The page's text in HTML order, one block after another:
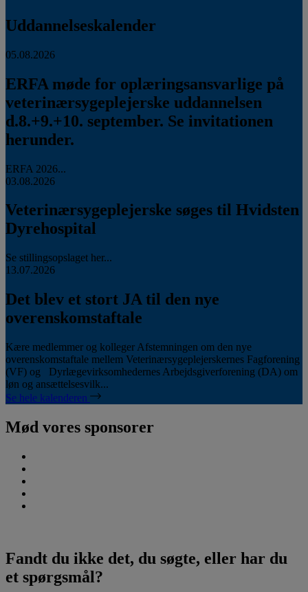
Uddannelseskalender
05.08.2026
ERFA møde for oplæringsansvarlige på
veterinærsygeplejerske uddannelsen
d.8.+9.+10. september. Se invitationen
herunder.
ERFA 2026...
03.08.2026
Veterinærsygeplejerske søges til Hvidsten
Dyrehospital
Se stillingsopslaget her...
13.07.2026
Det blev et stort JA til den nye
overenskomstaftale
Kære medlemmer og kolleger Afstemningen om den nye
overenskomstaftale mellem Veterinærsygeplejerskernes Fagforening
(VF) og Dyrlægevirksomhedernes Arbejdsgiverforening (DA) om
løn og ansættelsesvilk...
Se hele kalenderen
Mød vores sponsorer
Fandt du ikke det, du søgte, eller har du
et spørgsmål?